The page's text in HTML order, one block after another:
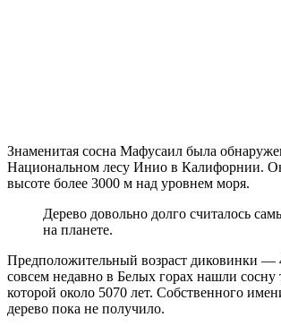
Знаменитая сосна Мафусаил была
Национальном лесу Инио в Калифорнии.
высоте более 3000 м над уровнем моря.
Дерево довольно долго считалось
на планете.
Предположительный возраст диковинки ―
совсем недавно в Белых горах нашли сосну
которой около 5070 лет. Собственного
дерево пока не получило.